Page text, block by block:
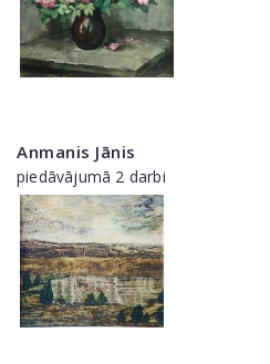
Anmanis Jānis
piedāvājumā 2 darbi